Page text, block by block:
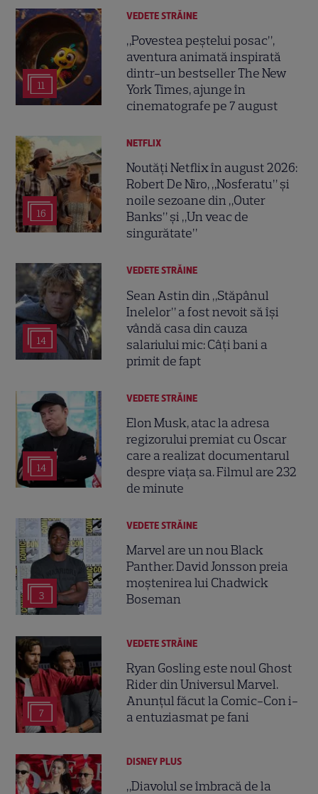
11
VEDETE STRĂINE
„Povestea peștelui posac”,
aventura animată inspirată
dintr-un bestseller The New
York Times, ajunge în
cinematografe pe 7 august
16
NETFLIX
Noutăți Netflix în august 2026:
Robert De Niro, „Nosferatu” și
noile sezoane din „Outer
Banks” și „Un veac de
singurătate”
14
VEDETE STRĂINE
Sean Astin din „Stăpânul
Inelelor” a fost nevoit să își
vândă casa din cauza
salariului mic: Câți bani a
primit de fapt
14
VEDETE STRĂINE
Elon Musk, atac la adresa
regizorului premiat cu Oscar
care a realizat documentarul
despre viața sa. Filmul are 232
de minute
3
VEDETE STRĂINE
Marvel are un nou Black
Panther. David Jonsson preia
moștenirea lui Chadwick
Boseman
7
VEDETE STRĂINE
Ryan Gosling este noul Ghost
Rider din Universul Marvel.
Anunțul făcut la Comic-Con i-
a entuziasmat pe fani
DISNEY PLUS
„Diavolul se îmbracă de la